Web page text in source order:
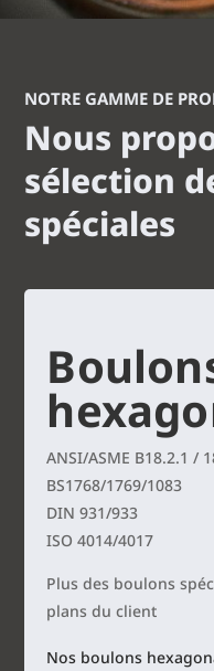
NOTRE GAMME DE
Nous
sélection
spéciales
ANSI/ASME B18.2.1 /
BS1768/1769/1083
DIN 931/933
ISO 4014/4017
Plus des boulons
plans du client
Nos boulons